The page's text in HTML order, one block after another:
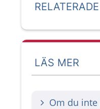
LÄS MER
Om du